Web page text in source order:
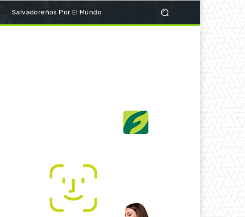
Salvadoreños Por El Mundo